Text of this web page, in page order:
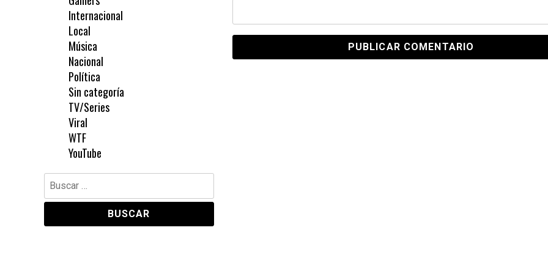
Internacional
Local
Música
Nacional
Política
Sin categoría
TV/Series
Viral
WTF
YouTube
Buscar: